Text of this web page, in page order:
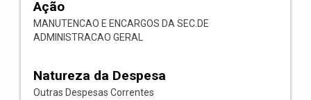
Ação
MANUTENCAO E ENCARGOS DA SEC.DE
ADMINISTRACAO GERAL
Natureza da Despesa
Outras Despesas Correntes